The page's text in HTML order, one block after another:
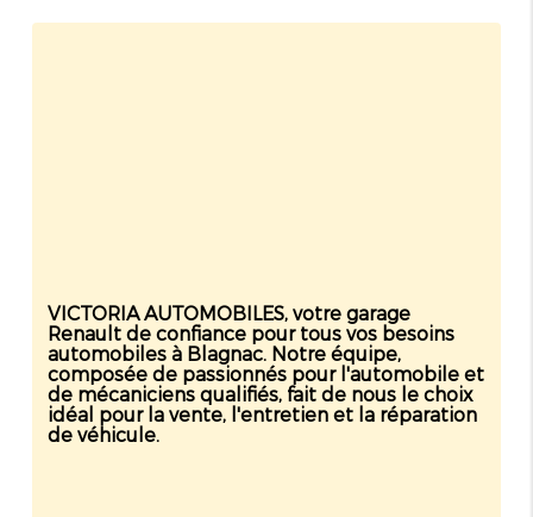
VICTORIA AUTOMOBILES, votre garage
Renault de confiance pour tous vos besoins
automobiles à Blagnac. Notre équipe,
composée de passionnés pour l'automobile et
de mécaniciens qualifiés, fait de nous le choix
idéal pour la vente, l'entretien et la réparation
de véhicule.